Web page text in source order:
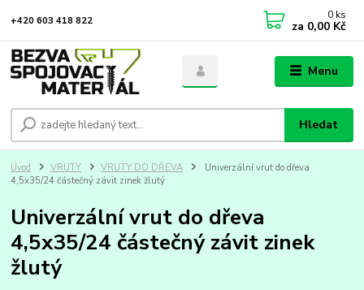
Menu
Hledat
+420 603 418 822 0 ks
za 0,00 Kč
Úvod VRUTY VRUTY DO DŘEVA
Univerzální vrut do dřeva
4,5x35/24 částečný závit zinek žlutý
Univerzální vrut do dřeva
4,5x35/24 částečný závit zinek
žlutý